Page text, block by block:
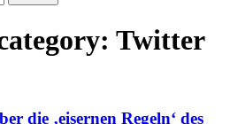
Twitter
die ‚eisernen Regeln‘ des